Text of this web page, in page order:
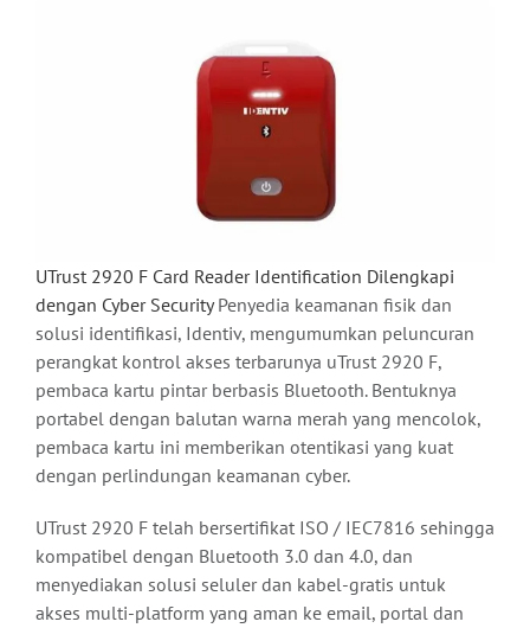
UTrust 2920 F Card Reader Identification Dilengkapi
dengan Cyber SecurityPenyedia keamanan fisik dan
solusi identifikasi, Identiv, mengumumkan peluncuran
perangkat kontrol akses terbarunya uTrust 2920 F,
pembaca kartu pintar berbasis Bluetooth. Bentuknya
portabel dengan balutan warna merah yang mencolok,
pembaca kartu ini memberikan otentikasi yang kuat
dengan perlindungan keamanan cyber.
UTrust 2920 F telah bersertifikat ISO / IEC7816 sehingga
kompatibel dengan Bluetooth 3.0 dan 4.0, dan
menyediakan solusi seluler dan kabel-gratis untuk
akses multi-platform yang aman ke email, portal dan